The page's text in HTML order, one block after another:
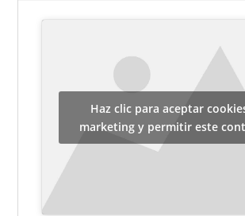
Haz clic para aceptar
marketing y permitir este